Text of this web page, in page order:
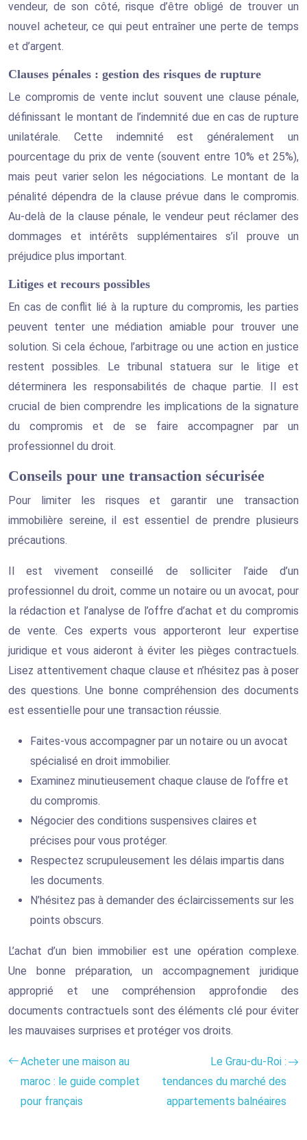
vendeur, de son côté, risque d’être obligé de trouver un
nouvel acheteur, ce qui peut entraîner une perte de temps
et d’argent.
Clauses pénales : gestion des risques de rupture
Le compromis de vente inclut souvent une clause pénale,
définissant le montant de l’indemnité due en cas de rupture
unilatérale. Cette indemnité est généralement un
pourcentage du prix de vente (souvent entre 10% et 25%),
mais peut varier selon les négociations. Le montant de la
pénalité dépendra de la clause prévue dans le compromis.
Au-delà de la clause pénale, le vendeur peut réclamer des
dommages et intérêts supplémentaires s’il prouve un
préjudice plus important.
Litiges et recours possibles
En cas de conflit lié à la rupture du compromis, les parties
peuvent tenter une médiation amiable pour trouver une
solution. Si cela échoue, l’arbitrage ou une action en justice
restent possibles. Le tribunal statuera sur le litige et
déterminera les responsabilités de chaque partie. Il est
crucial de bien comprendre les implications de la signature
du compromis et de se faire accompagner par un
professionnel du droit.
Conseils pour une transaction sécurisée
Pour limiter les risques et garantir une transaction
immobilière sereine, il est essentiel de prendre plusieurs
précautions.
Il est vivement conseillé de solliciter l’aide d’un
professionnel du droit, comme un notaire ou un avocat, pour
la rédaction et l’analyse de l’offre d’achat et du compromis
de vente. Ces experts vous apporteront leur expertise
juridique et vous aideront à éviter les pièges contractuels.
Lisez attentivement chaque clause et n’hésitez pas à poser
des questions. Une bonne compréhension des documents
est essentielle pour une transaction réussie.
Faites-vous accompagner par un notaire ou un avocat
spécialisé en droit immobilier.
Examinez minutieusement chaque clause de l’offre et
du compromis.
Négocier des conditions suspensives claires et
précises pour vous protéger.
Respectez scrupuleusement les délais impartis dans
les documents.
N’hésitez pas à demander des éclaircissements sur les
points obscurs.
L’achat d’un bien immobilier est une opération complexe.
Une bonne préparation, un accompagnement juridique
approprié et une compréhension approfondie des
documents contractuels sont des éléments clé pour éviter
les mauvaises surprises et protéger vos droits.
Acheter une maison au
maroc : le guide complet
pour français
Le Grau-du-Roi :
tendances du marché des
appartements balnéaires